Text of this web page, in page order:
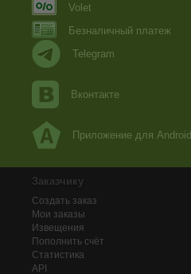
Volet
Безналичный платеж
Telegram
Вконтакте
Приложение для Android
Заказчику
Создать заказ
Мои заказы
Извещения
Пополнить счёт
Статистика
API